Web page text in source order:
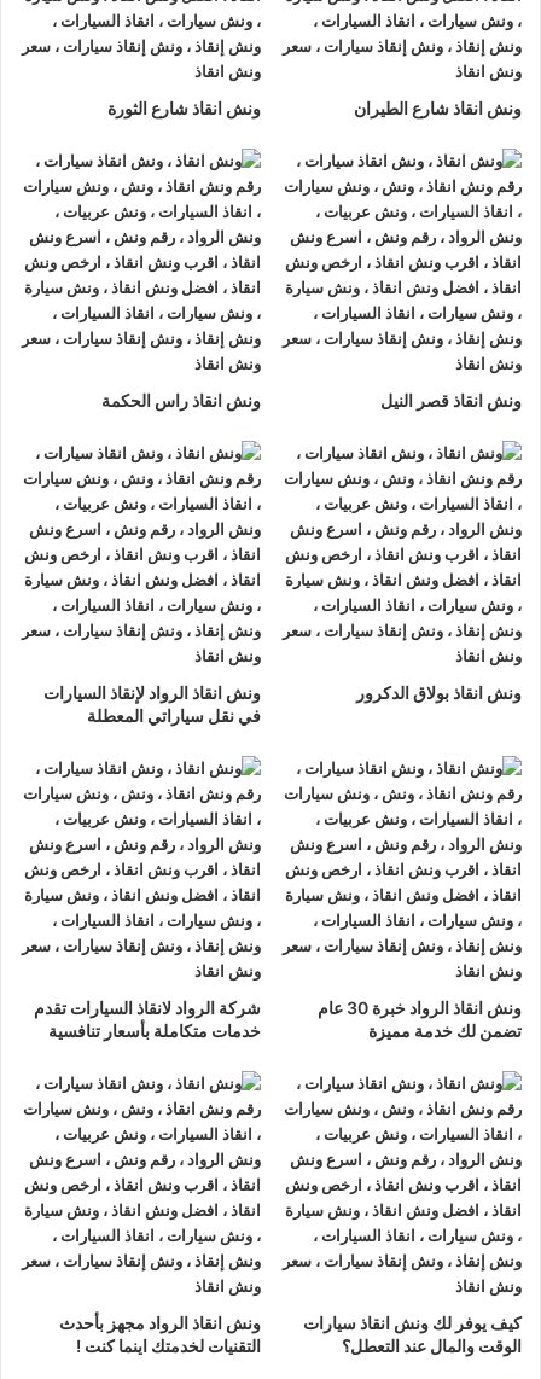
صلاح سالم او على الطريق وذلك لأننا نعمل على مدار الساعة طوال
أيام الأسبوع.
2- الأمان
السيارة امنة تماما حتي الوصول إلي أقرب مركز صيانة.
3- الخبرة
فريق عمل شركة الرواد لإنقاذ و رفع السيارات مدرب على كيفيةنقل
السياراتوتثبيتها عليونش الانقاذ
وذلك إلى جانب خبرتهم المتميزة
في اختيار أسرع الطرق.
تنتشر
اوناش الانقاذ في صلاح سالم
أو علي الطرق الرئيسية في
جميع انحاء الجمهورية وهو ما يسمح بسرعة وصولونش انقاذ
السياراتاليك خلال 15 دقيقة بحد اقصي.
ونش انقاذ الروادلدينا دائماونش انقاذ سيارات في صلاح سالم
لسحب و إنقاذ سيارتك وأخذك الي اقرب مركز صيانة أو وكيل معتمد
، أتصل بنا الان ولا تتردد
ونش انقاذ الرواد هو
صلاح سالم, نحن نعمل على مدار الساعة ، اتصل الان
–
01120018852
انقاذ سيارات
سريع و مجهز بأحدث المعدات وأحدث وسائل الأمان
والراحة.
ونش انقاذ سيارات صلاح سالم
ما يميزنا عن غيرنا انفرادنا بتقديم خدماتنا باحترافية عالية ونعمل منذ
عام 2002 على الطرق السريعة بكافة انحاء جمهورية مصر العربية
لبناء جسور من الثقة المتبادلة بين الشركة وعملائها و انقاذ و
السياراتالمعطلة و سحب السياراتمن الحوادث.
اسرعونش انقاذ سياراتفي صلاح
سالم
ونش انقاذ سيارات صلاح سالملديناونش انقاذ سيارات مزود
بمعدات حديثة و مجهزة لـسحب السياراتمن الاعطال والحوادث
نحنأسرع ونش انقاذ سيارات يرجي الاتصال بنا عليرقم ونش انقاذ
سيارات 01063144040
–
01093018585
–
01120018852
اقرب ونش انقاذ
اقصي.
ونش انقاذ شارع الطيران ونش انقاذ شارع الثورة
ونش انقاذ قصر النيل ونش انقاذ راس الحكمة
ونش انقاذ بولاق الدكرور
ونش انقاذ الرواد لإنقاذ السيارات
في نقل سياراتي المعطلة
ونش انقاذ الرواد خبرة 30 عام
تضمن لك خدمة مميزة
شركة الرواد لانقاذ السيارات تقدم
خدمات متكاملة بأسعار تنافسية
كيف يوفر لك ونش انقاذ سيارات
الوقت والمال عند التعطل؟
ونش انقاذ الرواد مجهز بأحدث
التقنيات لخدمتك اينما كنت !